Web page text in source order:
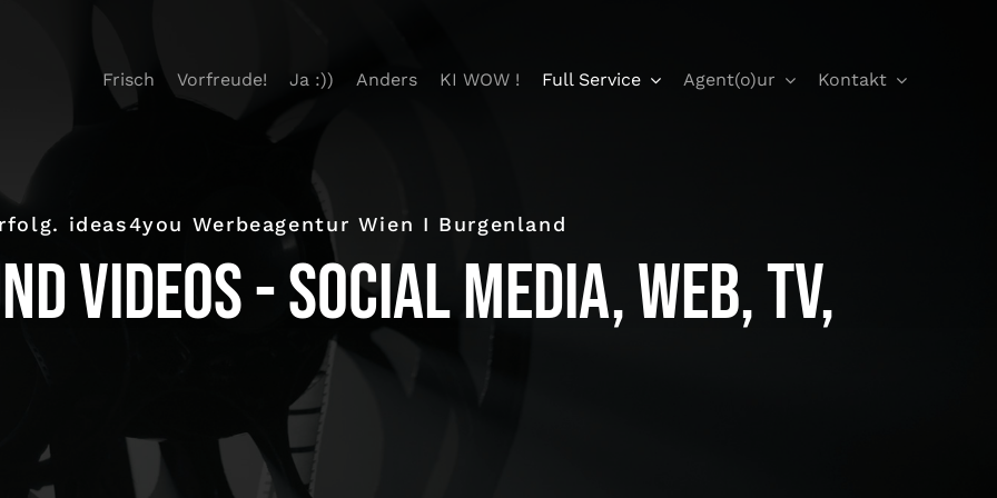
Frisch Vorfreude! Ja :)) Anders KI WOW ! Full Service Agent(o)ur Kontakt
ideas4you Werbeagentur Wien I Burgenland
Videos - Social Media, Web, TV,